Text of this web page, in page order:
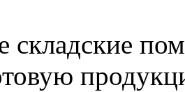
складские